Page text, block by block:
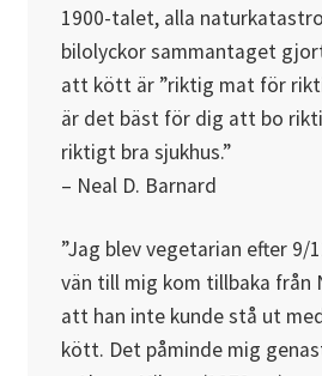
1900-talet, alla
bilolyckor sammantaget
att kött är ”riktig mat för
är det bäst för dig att bo
riktigt bra sjukhus.”
– Neal D. Barnard
”Jag blev vegetarian efter
vän till mig kom tillbaka från
att han inte kunde stå ut
kött. Det påminde mig